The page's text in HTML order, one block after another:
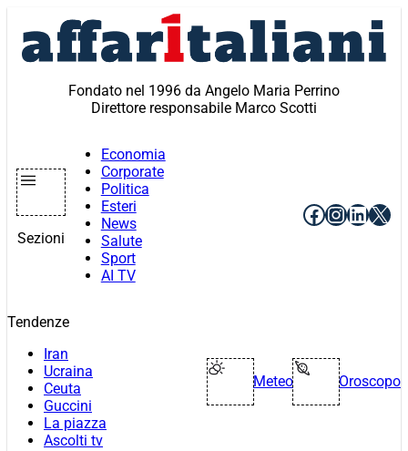
contenuto
Fondato nel 1996 da Angelo Maria Perrino
Direttore responsabile Marco Scotti
Sezioni
Economia
Corporate
Politica
Esteri
News
Salute
Sport
AI TV
Facebook
X
Tendenze
Iran
Ucraina
Ceuta
Guccini
La piazza
Ascolti tv
Meteo Oroscopo